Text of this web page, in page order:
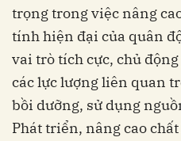
trọng trong việc nâng
tính hiện đại của quân
vai trò tích cực, chủ
các lực lượng liên quan
bồi dưỡng, sử dụng
Phát triển, nâng cao